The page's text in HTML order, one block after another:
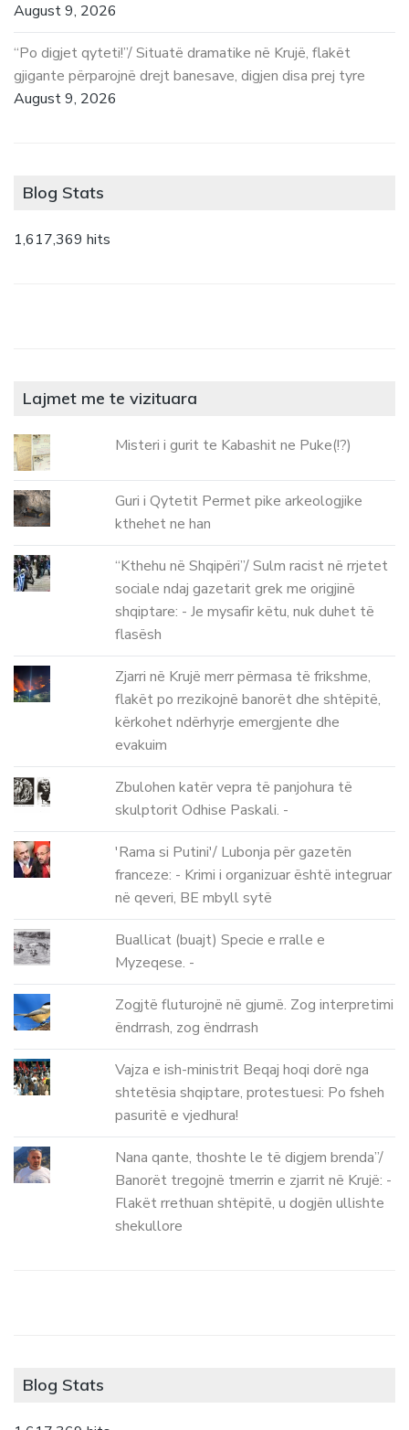
August 9, 2026
“Po digjet qyteti!”/ Situatë dramatike në Krujë, flakët
gjigante përparojnë drejt banesave, digjen disa prej tyre
August 9, 2026
Blog Stats
1,617,369 hits
Lajmet me te vizituara
Misteri i gurit te Kabashit ne Puke(!?)
Guri i Qytetit Permet pike arkeologjike
kthehet ne han
“Kthehu në Shqipëri”/ Sulm racist në rrjetet
sociale ndaj gazetarit grek me origjinë
shqiptare: - Je mysafir këtu, nuk duhet të
flasësh
Zjarri në Krujë merr përmasa të frikshme,
flakët po rrezikojnë banorët dhe shtëpitë,
kërkohet ndërhyrje emergjente dhe
evakuim
Zbulohen katër vepra të panjohura të
skulptorit Odhise Paskali. -
'Rama si Putini'/ Lubonja për gazetën
franceze: - Krimi i organizuar është integruar
në qeveri, BE mbyll sytë
Buallicat (buajt) Specie e rralle e
Myzeqese. -
Zogjtë fluturojnë në gjumë. Zog interpretimi
ëndrrash, zog ëndrrash
Vajza e ish-ministrit Beqaj hoqi dorë nga
shtetësia shqiptare, protestuesi: Po fsheh
pasuritë e vjedhura!
Nana qante, thoshte le të digjem brenda”/
Banorët tregojnë tmerrin e zjarrit në Krujë: -
Flakët rrethuan shtëpitë, u dogjën ullishte
shekullore
Blog Stats